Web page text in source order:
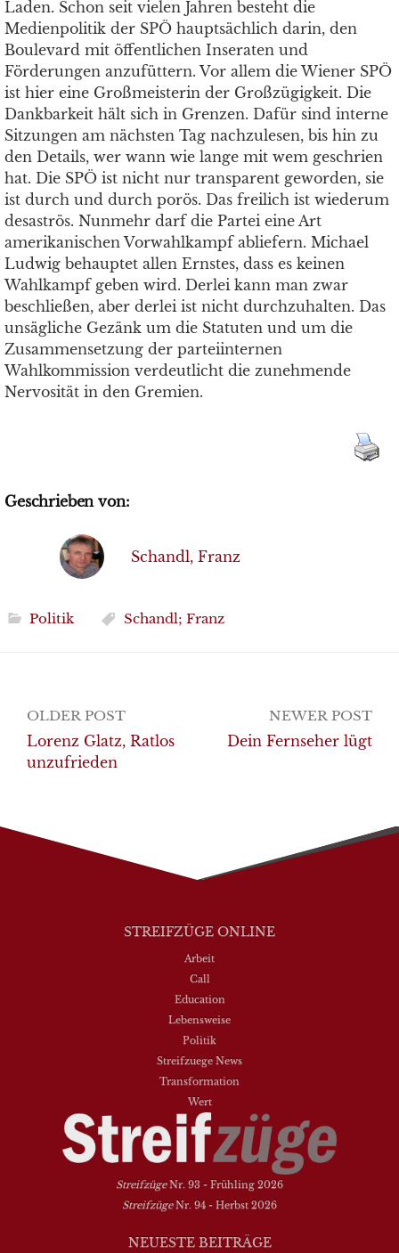
Laden. Schon seit vielen Jahren besteht die
Medienpolitik der SPÖ hauptsächlich darin, den
Boulevard mit öffentlichen Inseraten und
Förderungen anzufüttern. Vor allem die Wiener SPÖ
ist hier eine Großmeisterin der Großzügigkeit. Die
Dankbarkeit hält sich in Grenzen. Dafür sind interne
Sitzungen am nächsten Tag nachzulesen, bis hin zu
den Details, wer wann wie lange mit wem geschrien
hat. Die SPÖ ist nicht nur transparent geworden, sie
ist durch und durch porös. Das freilich ist wiederum
desaströs. Nunmehr darf die Partei eine Art
amerikanischen Vorwahlkampf abliefern. Michael
Ludwig behauptet allen Ernstes, dass es keinen
Wahlkampf geben wird. Derlei kann man zwar
beschließen, aber derlei ist nicht durchzuhalten. Das
unsägliche Gezänk um die Statuten und um die
Zusammensetzung der parteiinternen
Wahlkommission verdeutlicht die zunehmende
Nervosität in den Gremien.
Geschrieben von:
Schandl, Franz
Politik Schandl; Franz
Post
navigation
OLDER POST
Lorenz Glatz, Ratlos
unzufrieden
NEWER POST
Dein Fernseher lügt
STREIFZÜGE ONLINE
Arbeit
Call
Education
Lebensweise
Politik
Streifzuege News
Transformation
Wert
StreifzügeNr. 93 - Frühling 2026
StreifzügeNr. 94 - Herbst 2026
NEUESTE BEITRÄGE